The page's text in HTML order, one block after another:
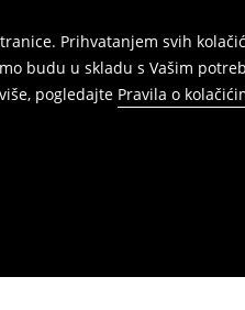
Prihvatanjem svih
budu u skladu s Vašim
pogledajte Pravila o